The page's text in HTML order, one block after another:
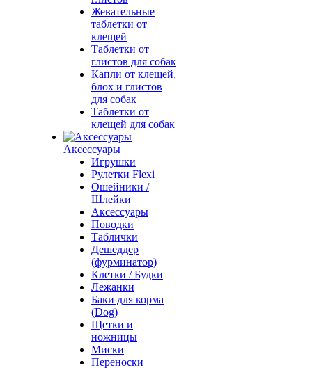
Жевательные
таблетки от
клещей
Таблетки от
глистов для собак
Капли от клещей,
блох и глистов
для собак
Таблетки от
клещей для собак
Аксессуары
Игрушки
Рулетки Flexi
Ошейники /
Шлейки
Аксессуары
Поводки
Таблички
Дешеддер
(фурминатор)
Клетки / Будки
Лежанки
Баки для корма
(Dog)
Щетки и
ножницы
Миски
Переноски